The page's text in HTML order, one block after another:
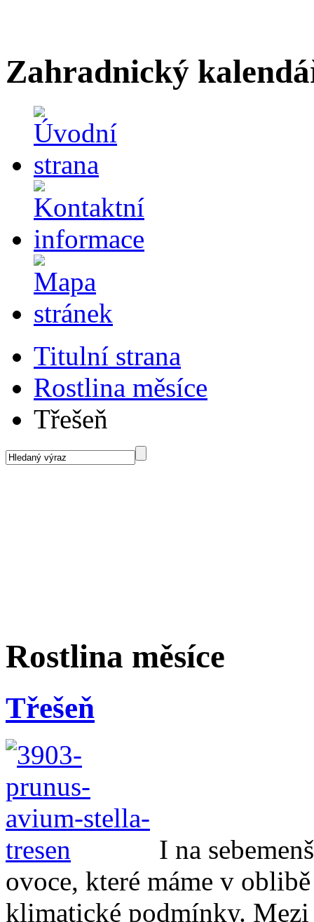
Zahradnický
Titulní strana
Rostlina měsíce
Třešeň
Rostlina měsíce
Třešeň
I na
ovoce, které máme v
klimatické podmínky. Mezi